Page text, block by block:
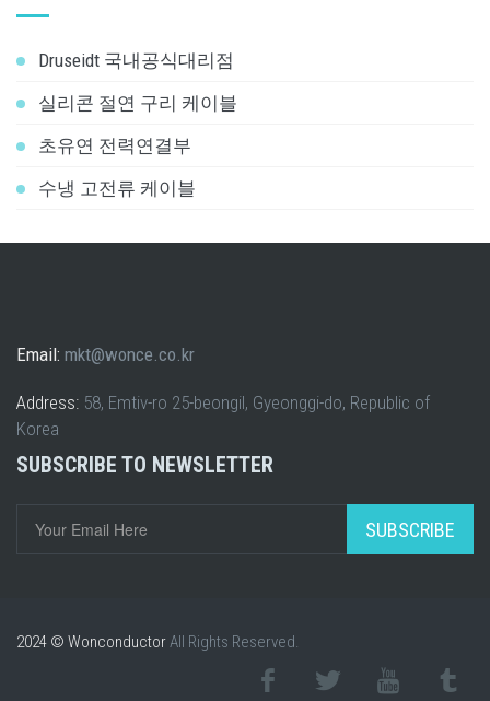
Druseidt 국내공식대리점
실리콘 절연 구리 케이블
초유연 전력연결부
수냉 고전류 케이블
Email: mkt@wonce.co.kr
Address: 58, Emtiv-ro 25-beongil, Gyeonggi-do, Republic of
Korea
SUBSCRIBE TO NEWSLETTER
SUBSCRIBE
2024 © WonconductorAll Rights Reserved.